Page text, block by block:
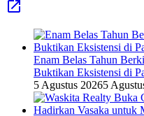
Enam Belas Tahun
Buktikan Eksistensi di
5 Agustus 20265